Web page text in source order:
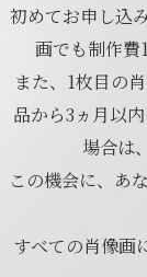
初めてお申し込
画でも制作費
また、1枚目の
品から3ヵ月以
場合は
この機会に、あ
すべての肖像画